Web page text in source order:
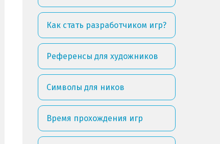
Как стать разработчиком игр?
Референсы для художников
Символы для ников
Время прохождения игр